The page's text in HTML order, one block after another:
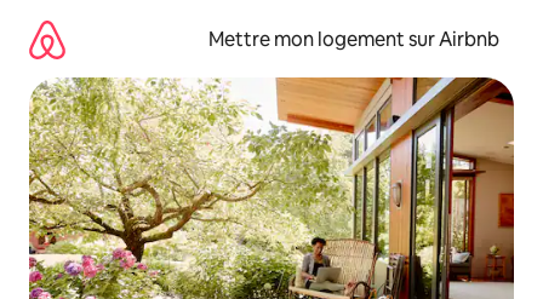
directement
contenu
Mettre mon logement sur Airbnb